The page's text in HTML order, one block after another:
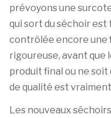
prévoyons une
qui sort du séchoir est
contrôlée encore une
rigoureuse, avant que
produit final ou ne soit
de qualité est
Les nouveaux